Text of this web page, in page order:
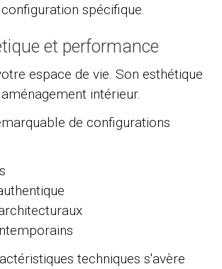
spécifique.
et performance
espace de vie. Son esthétique
intérieur.
de configurations
techniques s'avère